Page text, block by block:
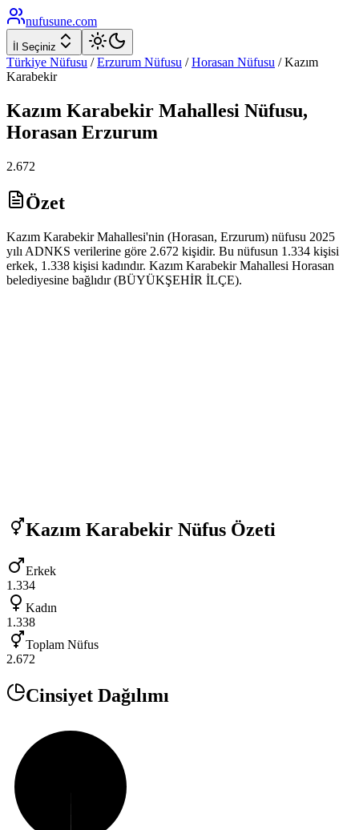
nufusune.com
İl Seçiniz
Türkiye Nüfusu / Erzurum Nüfusu / Horasan Nüfusu /Kazım
Karabekir
Kazım Karabekir Mahallesi Nüfusu,
Horasan Erzurum
2.672
Özet
Kazım Karabekir Mahallesi'nin (Horasan, Erzurum) nüfusu 2025
yılı ADNKS verilerine göre 2.672 kişidir. Bu nüfusun 1.334 kişisi
erkek, 1.338 kişisi kadındır. Kazım Karabekir Mahallesi Horasan
belediyesine bağlıdır (BÜYÜKŞEHİR İLÇE).
Kazım Karabekir Nüfus Özeti
Erkek
1.334
Kadın
1.338
Toplam Nüfus
2.672
Cinsiyet Dağılımı